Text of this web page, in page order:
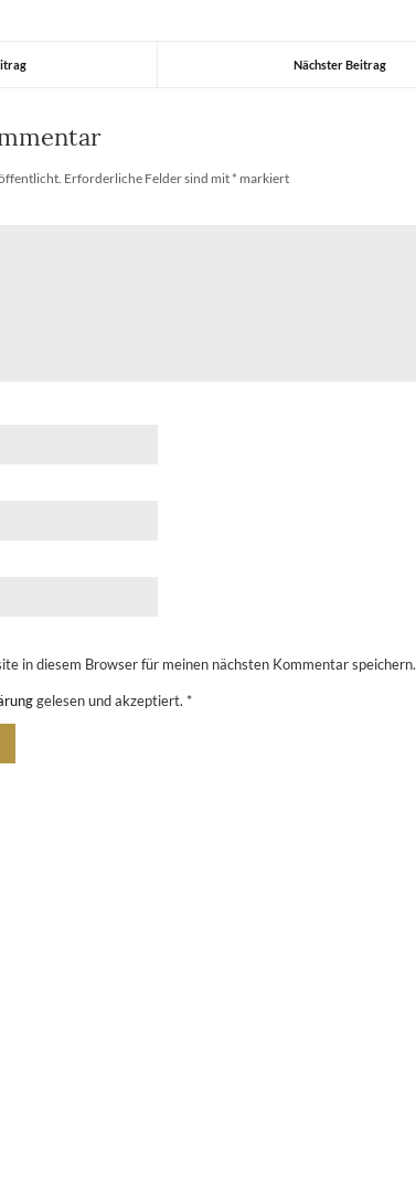
Nächster Beitrag
Erforderliche Felder sind mit * markiert
in diesem Browser für meinen nächsten Kommentar speichern.
gelesen und akzeptiert. *